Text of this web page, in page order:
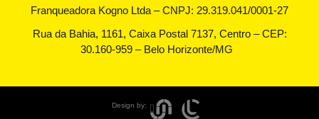
Franqueadora Kogno Ltda – CNPJ: 29.319.041/0001-27
Rua da Bahia, 1161, Caixa Postal 7137, Centro – CEP:
30.160-959 – Belo Horizonte/MG
Design by: